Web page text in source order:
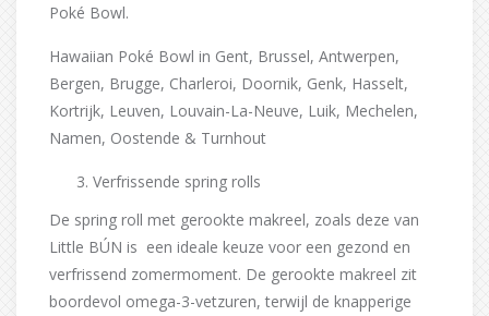
Poké Bowl.
Hawaiian Poké Bowl in Gent, Brussel, Antwerpen,
Bergen, Brugge, Charleroi, Doornik, Genk, Hasselt,
Kortrijk, Leuven, Louvain-La-Neuve, Luik, Mechelen,
Namen, Oostende & Turnhout
Verfrissende spring rolls
De spring roll met gerookte makreel, zoals deze van
Little BÚN is een ideale keuze voor een gezond en
verfrissend zomermoment. De gerookte makreel zit
boordevol omega-3-vetzuren, terwijl de knapperige